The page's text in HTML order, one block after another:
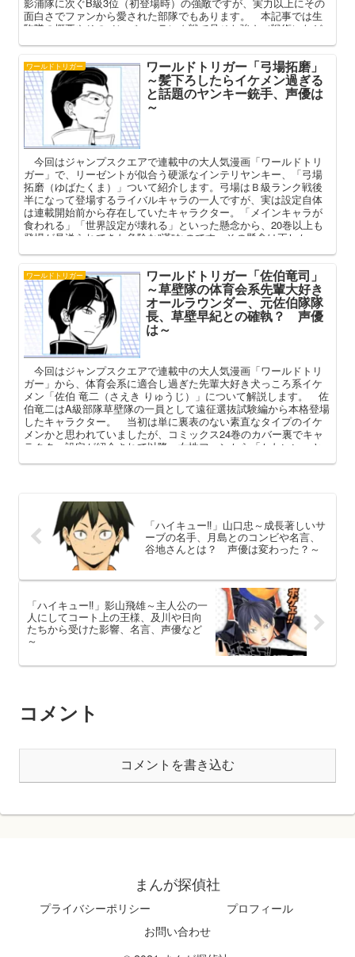
面白さでファンから愛された部隊でもあります。 本記事では生
駒隊の概要やそのメンバー、ランク戦で見せた強さ（戦術）など
ワールドトリガー ワールドトリガー「弓場拓磨」
～髪下ろしたらイケメン過ぎる
と話題のヤンキー銃手、声優は
～
今回はジャンプスクエアで連載中の大人気漫画「ワールドトリ
ガー」で、リーゼントが似合う硬派なインテリヤンキー、「弓場
拓磨（ゆばたくま）」ついて紹介します。弓場はＢ級ランク戦後
半になって登場するライバルキャラの一人ですが、実は設定自体
は連載開始前から存在していたキャラクター。「メインキャラが
食われる」「世界設定が壊れる」といった懸念から、20巻以上も
登場が見送られてきた危険な”漢”なのです。その懸念は正しかっ
ワールドトリガー ワールドトリガー「佐伯竜司」
～草壁隊の体育会系先輩大好き
オールラウンダー、元佐伯隊隊
長、草壁早紀との確執？ 声優
は～
今回はジャンプスクエアで連載中の大人気漫画「ワールドトリ
ガー」から、体育会系に適合し過ぎた先輩大好き犬っころ系イケ
メン「佐伯 竜二（さえき りゅうじ）」について解説します。 佐
伯竜二はA級部隊草壁隊の一員として遠征選抜試験編から本格登場
したキャラクター。 当初は単に裏表のない素直なタイプのイケ
メンかと思われていましたが、コミックス24巻のカバー裏でキャ
ラクター設定が紹介されて以降、女性ファンから「かわいい」と
「ハイキュー‼」山口忠～成長著しいサ
ーブの名手、月島とのコンビや名言、
谷地さんとは？ 声優は変わった？～
「ハイキュー‼」影山飛雄～主人公の一
人にしてコート上の王様、及川や日向
たちから受けた影響、名言、声優など
～
コメント
コメントを書き込む
まんが探偵社
プライバシーポリシー
プロフィール
お問い合わせ